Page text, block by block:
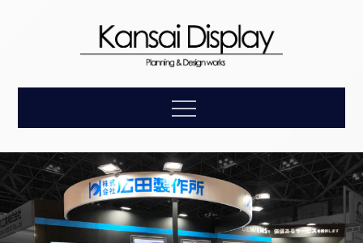
【関西ディスプレ
イ】展示会装飾の
総合プロモーショ
ン
企画・デザイン・設計・施工・アフターケアまで、お客
様の理想をトータルにサポートします。
Menu